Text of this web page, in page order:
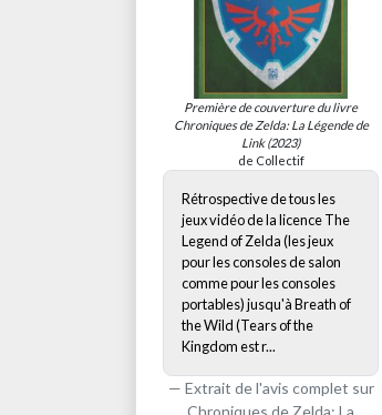
Première de couverture du livre
Chroniques de Zelda: La Légende de
Link(2023)
de Collectif
Rétrospective de tous les
jeux vidéo de la licence The
Legend of Zelda (les jeux
pour les consoles de salon
comme pour les consoles
portables) jusqu'à Breath of
the Wild (Tears of the
Kingdom est r...
Extrait de l'avis complet sur
Chroniques de Zelda: La